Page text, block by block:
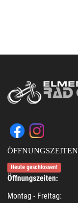
ÖFFNUNGSZEITEN
Heute geschlossen!
Öffnungszeiten:
Montag - Freitag: